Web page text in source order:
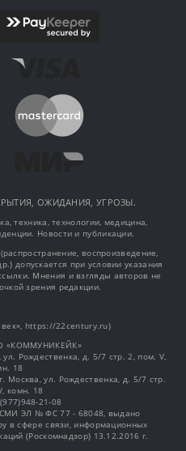
ОЖИДАНИЯ, УГРОЗЫ.
техника, технологии, медицина,
Новости и публикации.
воспроизведение,
допускается при условии указания
Мнения и взгляды авторов не
зрения редакции.
век», https://22century.ru)
«КОММУНИКЕЙК»
Рождественка, д. 5/7 стр. 2, пом. V,
18
Москва, ул. Рождественка, д. 5/7 стр.
комн. 18
21-08
СМИ ЭЛ № ФС 77 - 68048, выдано
в сфере связи, информационных
(Роскомнадзор) 13.12.2016 г.